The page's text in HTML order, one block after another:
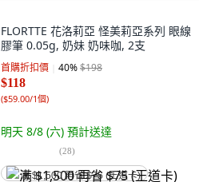
FLORTTE 花洛莉亞 怪美莉亞系列 眼線
膠筆 0.05g, 奶妹 奶味咖, 2支
首購折扣價 40%$198
$118
($59.00/1個)
明天 8/8 (六) 預計送達
(28)
满 $1,500 再省 $75 (王道卡)